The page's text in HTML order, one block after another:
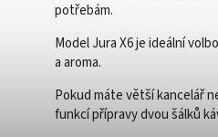
potřebám.
Model Jura X6 je ideální
a aroma.
Pokud máte větší kancelář
funkcí přípravy dvou šálků